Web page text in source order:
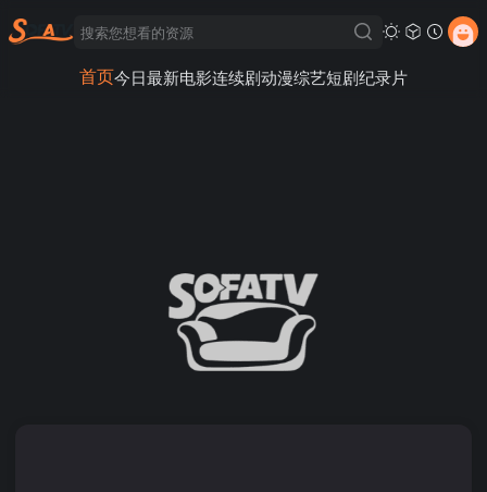
首页今日最新电影连续剧动漫综艺短剧纪录片